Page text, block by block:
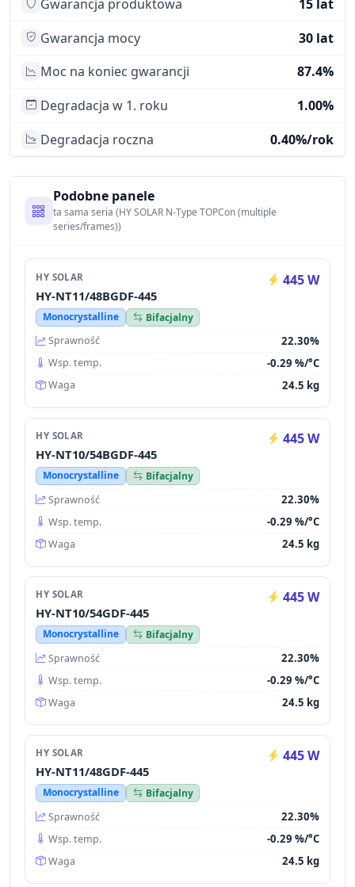
Gwarancja produktowa
15 lat
Gwarancja mocy
30 lat
Moc na koniec gwarancji
87.4%
Degradacja w 1. roku
1.00%
Degradacja roczna
0.40%/rok
Podobne panele
ta sama seria (HY SOLAR N-Type TOPCon (multiple
series/frames))
HY SOLAR 445 W
HY-NT11/48BGDF-445
Monocrystalline
Bifacjalny
Sprawność
22.30%
Wsp. temp. -0.29 %/°C
Waga 24.5 kg
HY SOLAR 445 W
HY-NT10/54BGDF-445
Monocrystalline
Bifacjalny
Sprawność
22.30%
Wsp. temp. -0.29 %/°C
Waga 24.5 kg
HY SOLAR 445 W
HY-NT10/54GDF-445
Monocrystalline
Bifacjalny
Sprawność
22.30%
Wsp. temp. -0.29 %/°C
Waga 24.5 kg
HY SOLAR 445 W
HY-NT11/48GDF-445
Monocrystalline
Bifacjalny
Sprawność
22.30%
Wsp. temp. -0.29 %/°C
Waga 24.5 kg